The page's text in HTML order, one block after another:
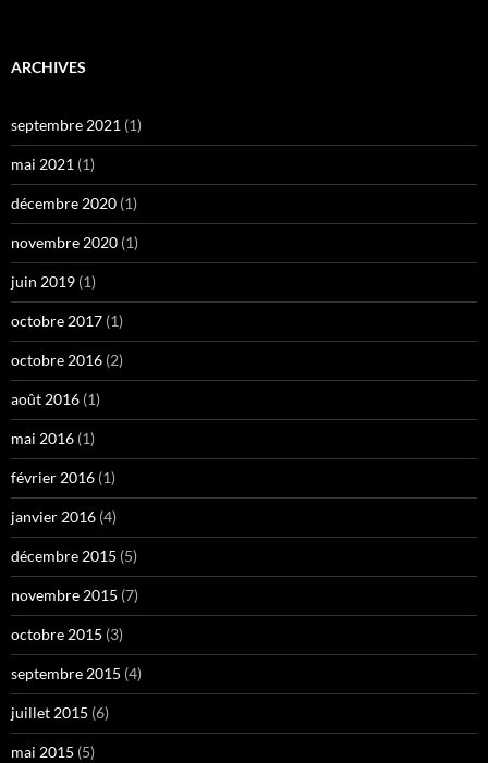
ARCHIVES
septembre 2021 (1)
mai 2021 (1)
décembre 2020 (1)
novembre 2020 (1)
juin 2019 (1)
octobre 2017 (1)
octobre 2016 (2)
août 2016 (1)
mai 2016 (1)
février 2016 (1)
janvier 2016 (4)
décembre 2015 (5)
novembre 2015 (7)
octobre 2015 (3)
septembre 2015 (4)
juillet 2015 (6)
mai 2015 (5)